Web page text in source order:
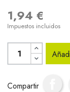
1,94 €
Impuestos incluidos
Compartir